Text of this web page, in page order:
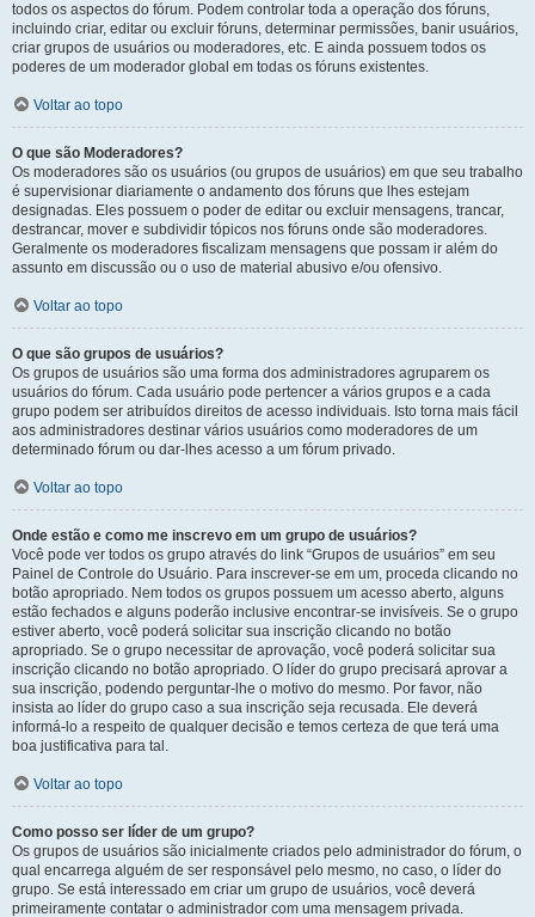
todos os aspectos do fórum. Podem controlar toda a operação dos fóruns,
incluindo criar, editar ou excluir fóruns, determinar permissões, banir usuários,
criar grupos de usuários ou moderadores, etc. E ainda possuem todos os
poderes de um moderador global em todas os fóruns existentes.
Voltar ao topo
O que são Moderadores?
Os moderadores são os usuários (ou grupos de usuários) em que seu trabalho
é supervisionar diariamente o andamento dos fóruns que lhes estejam
designadas. Eles possuem o poder de editar ou excluir mensagens, trancar,
destrancar, mover e subdividir tópicos nos fóruns onde são moderadores.
Geralmente os moderadores fiscalizam mensagens que possam ir além do
assunto em discussão ou o uso de material abusivo e/ou ofensivo.
Voltar ao topo
O que são grupos de usuários?
Os grupos de usuários são uma forma dos administradores agruparem os
usuários do fórum. Cada usuário pode pertencer a vários grupos e a cada
grupo podem ser atribuídos direitos de acesso individuais. Isto torna mais fácil
aos administradores destinar vários usuários como moderadores de um
determinado fórum ou dar-lhes acesso a um fórum privado.
Voltar ao topo
Onde estão e como me inscrevo em um grupo de usuários?
Você pode ver todos os grupo através do link “Grupos de usuários” em seu
Painel de Controle do Usuário. Para inscrever-se em um, proceda clicando no
botão apropriado. Nem todos os grupos possuem um acesso aberto, alguns
estão fechados e alguns poderão inclusive encontrar-se invisíveis. Se o grupo
estiver aberto, você poderá solicitar sua inscrição clicando no botão
apropriado. Se o grupo necessitar de aprovação, você poderá solicitar sua
inscrição clicando no botão apropriado. O líder do grupo precisará aprovar a
sua inscrição, podendo perguntar-lhe o motivo do mesmo. Por favor, não
insista ao líder do grupo caso a sua inscrição seja recusada. Ele deverá
informá-lo a respeito de qualquer decisão e temos certeza de que terá uma
boa justificativa para tal.
Voltar ao topo
Como posso ser líder de um grupo?
Os grupos de usuários são inicialmente criados pelo administrador do fórum, o
qual encarrega alguém de ser responsável pelo mesmo, no caso, o líder do
grupo. Se está interessado em criar um grupo de usuários, você deverá
primeiramente contatar o administrador com uma mensagem privada.